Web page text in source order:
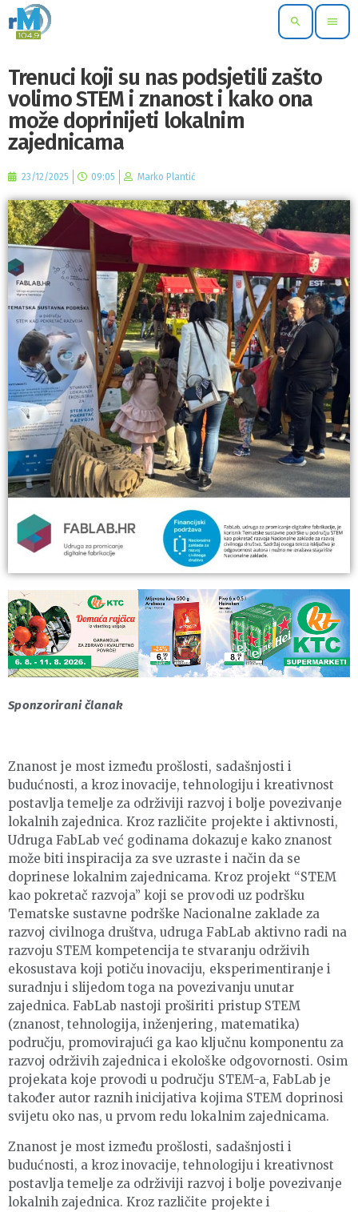
search menu
Trenuci koji su nas podsjetili zašto
volimo STEM i znanost i kako ona
može doprinijeti lokalnim
zajednicama
23/12/2025 09:05 Marko Plantić
Sponzorirani članak
Znanost je most između prošlosti, sadašnjosti i
budućnosti, a kroz inovacije, tehnologiju i kreativnost
postavlja temelje za održiviji razvoj i bolje povezivanje
lokalnih zajednica. Kroz različite projekte i aktivnosti,
Udruga FabLab već godinama dokazuje kako znanost
može biti inspiracija za sve uzraste i način da se
doprinese lokalnim zajednicama. Kroz projekt “STEM
kao pokretač razvoja” koji se provodi uz podršku
Tematske sustavne podrške Nacionalne zaklade za
razvoj civilnoga društva, udruga FabLab aktivno radi na
razvoju STEM kompetencija te stvaranju održivih
ekosustava koji potiču inovaciju, eksperimentiranje i
suradnju i slijedom toga na povezivanju unutar
zajednica. FabLab nastoji proširiti pristup STEM
(znanost, tehnologija, inženjering, matematika)
području, promovirajući ga kao ključnu komponentu za
razvoj održivih zajednica i ekološke odgovornosti. Osim
projekata koje provodi u području STEM-a, FabLab je
također autor raznih inicijativa kojima STEM doprinosi
svijetu oko nas, u prvom redu lokalnim zajednicama.
Znanost je most između prošlosti, sadašnjosti i
budućnosti, a kroz inovacije, tehnologiju i kreativnost
postavlja temelje za održiviji razvoj i bolje povezivanje
lokalnih zajednica. Kroz različite projekte i